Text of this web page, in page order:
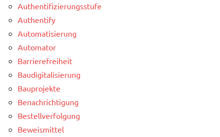
Authentifizierungsstufe
Authentify
Automatisierung
Automator
Barrierefreiheit
Baudigitalisierung
Bauprojekte
Benachrichtigung
Bestellverfolgung
Beweismittel